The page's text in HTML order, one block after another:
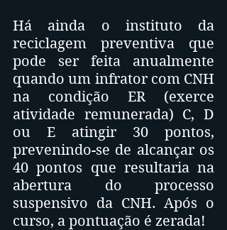
Há ainda o instituto da
reciclagem preventiva que
pode ser feita anualmente
quando um infrator com CNH
na condição ER (exerce
atividade remunerada) C, D
ou E atingir 30 pontos,
prevenindo-se de alcançar os
40 pontos que resultaria na
abertura do processo
suspensivo da CNH. Após o
curso, a pontuação é zerada!